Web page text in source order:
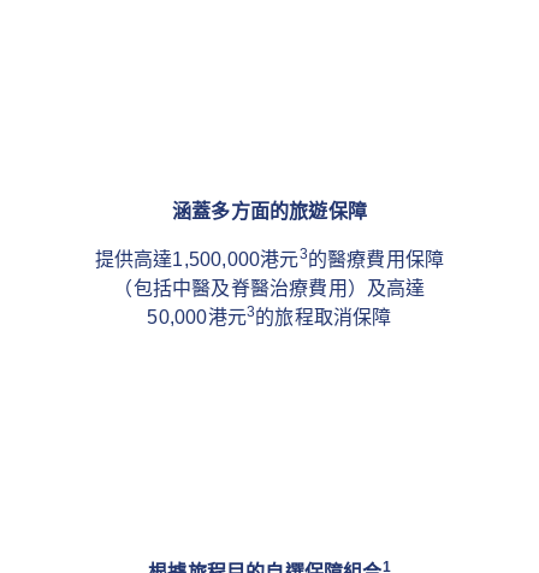
涵蓋多方面的旅遊保障
提供高達1,500,000港元3的醫療費用保障
（包括中醫及脊醫治療費用）及高達
50,000港元3的旅程取消保障
1